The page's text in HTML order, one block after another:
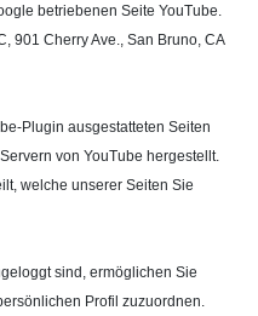
betriebenen Seite YouTube.
901 Cherry Ave., San Bruno, CA
Plugin ausgestatteten Seiten
von YouTube hergestellt.
welche unserer Seiten Sie
sind, ermöglichen Sie
Profil zuzuordnen.